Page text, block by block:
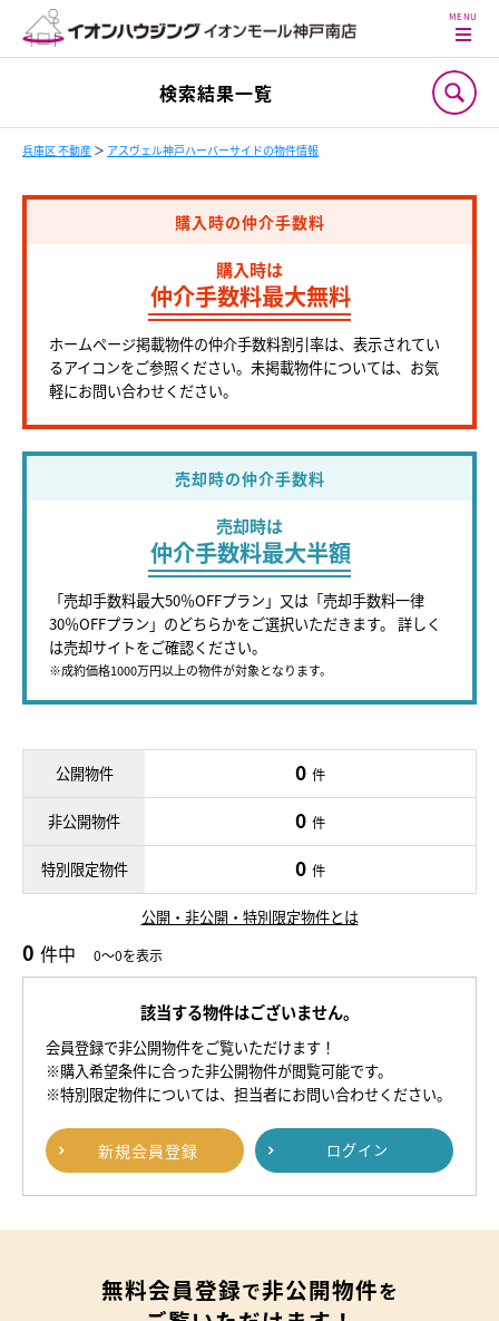
検索結果一覧
兵庫区 不動産 ＞ アスヴェル神戸ハーバーサイドの物件情報
購入時の仲介手数料
購入時は
仲介手数料最大無料
ホームページ掲載物件の仲介手数料割引率は、表示されてい
るアイコンをご参照ください。未掲載物件については、お気
軽にお問い合わせください。
売却時の仲介手数料
売却時は
仲介手数料最大半額
「売却手数料最大50％OFFプラン」又は「売却手数料一律
30％OFFプラン」のどちらかをご選択いただきます。 詳しく
は売却サイトをご確認ください。
※成約価格1000万円以上の物件が対象となります。
公開物件 0 件
非公開物件 0 件
特別限定物件 0 件
公開・非公開・特別限定物件とは
0 件中 0～0を表示
該当する物件はございません。
会員登録で非公開物件をご覧いただけます！
※購入希望条件に合った非公開物件が閲覧可能です。
※特別限定物件については、担当者にお問い合わせください。
新規会員登録 ログイン
無料会員登録で非公開物件を